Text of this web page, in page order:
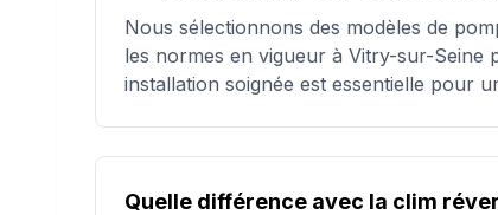
Nous sélectionnons des modèles de
les normes en vigueur à Vitry-sur-Seine
installation soignée est essentielle pour
Quelle différence avec la clim